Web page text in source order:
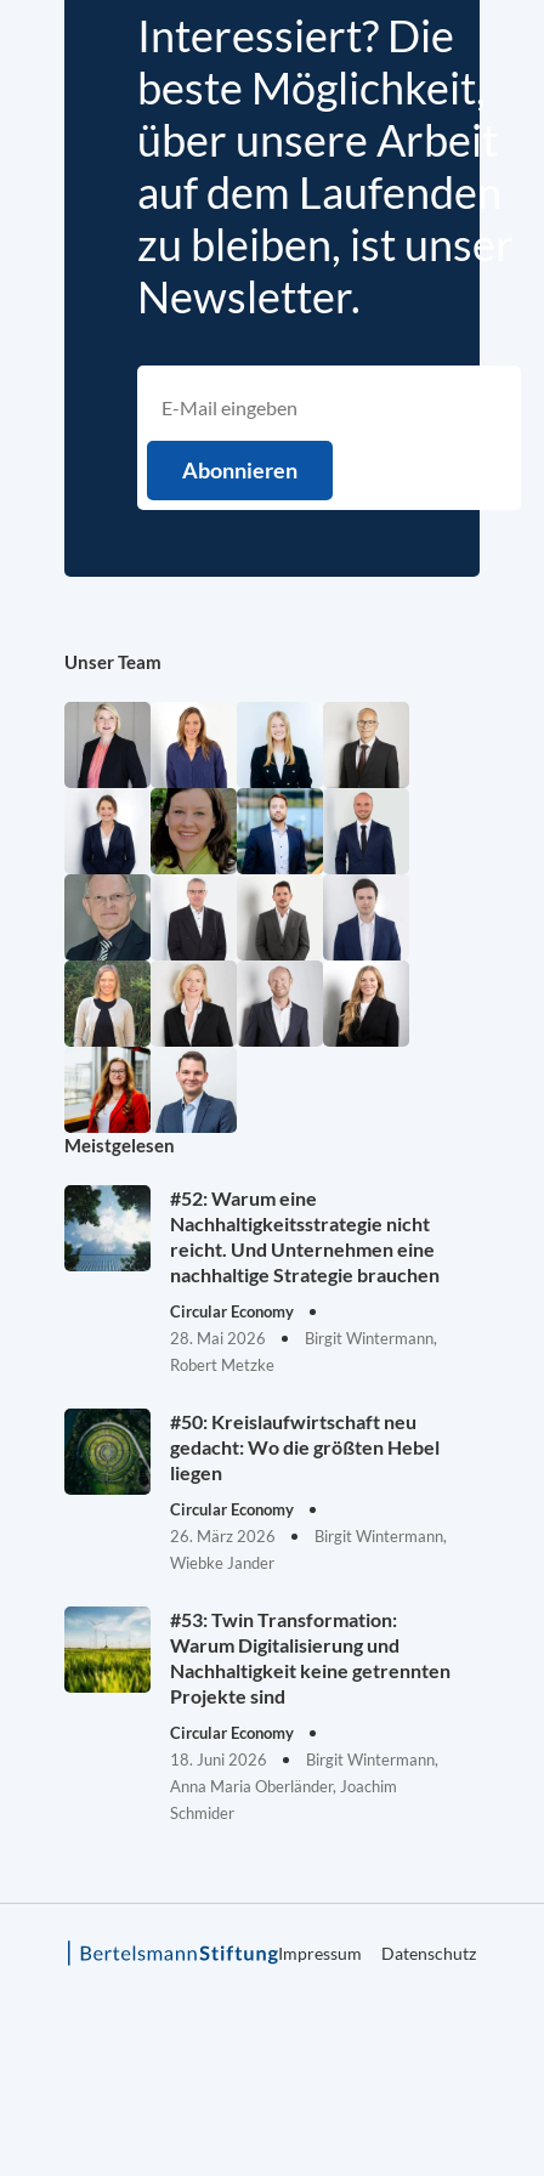
Interessiert? Die
beste Möglichkeit,
über unsere Arbeit
auf dem Laufenden
zu bleiben, ist unser
Newsletter.
Unser Team
Meistgelesen
#52: Warum eine
Nachhaltigkeitsstrategie nicht
reicht. Und Unternehmen eine
nachhaltige Strategie brauchen
Circular Economy
28. Mai 2026
Birgit Wintermann,
Robert Metzke
#50: Kreislaufwirtschaft neu
gedacht: Wo die größten Hebel
liegen
Circular Economy
26. März 2026
Birgit Wintermann,
Wiebke Jander
#53: Twin Transformation:
Warum Digitalisierung und
Nachhaltigkeit keine getrennten
Projekte sind
Circular Economy
18. Juni 2026
Birgit Wintermann,
Anna Maria Oberländer, Joachim
Schmider
Impressum Datenschutz